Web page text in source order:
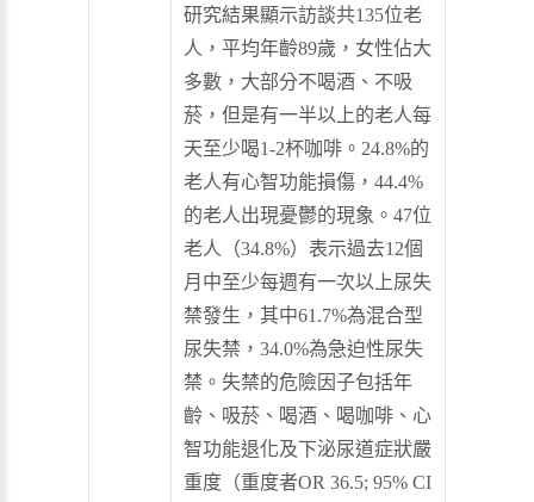
研究結果顯示訪談共135位老
人，平均年齡89歲，女性佔大
多數，大部分不喝酒、不吸
菸，但是有一半以上的老人每
天至少喝1-2杯咖啡。24.8%的
老人有心智功能損傷，44.4%
的老人出現憂鬱的現象。47位
老人（34.8%）表示過去12個
月中至少每週有一次以上尿失
禁發生，其中61.7%為混合型
尿失禁，34.0%為急迫性尿失
禁。失禁的危險因子包括年
齡、吸菸、喝酒、喝咖啡、心
智功能退化及下泌尿道症狀嚴
重度（重度者OR 36.5; 95% CI